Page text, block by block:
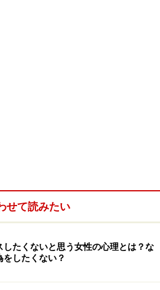
せて読みたい
したくないと思う女性の心理とは？な
をしたくない？